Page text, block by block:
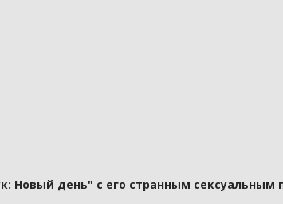
Новый день" с его странным сексуальным